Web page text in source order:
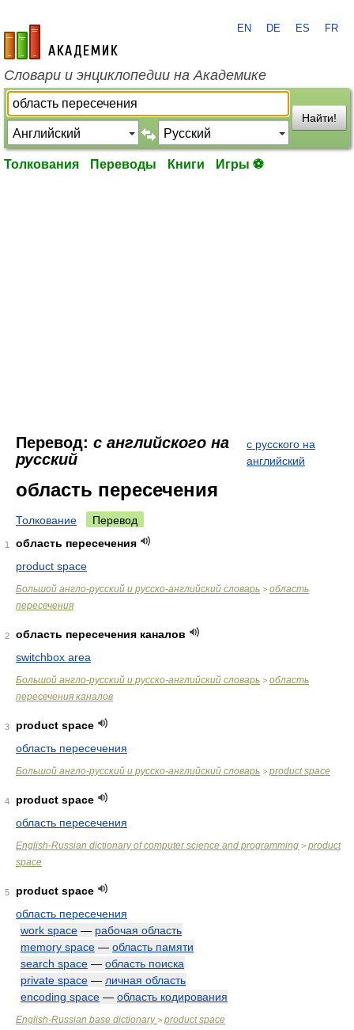
academic.ru
EN DE ES FR
Словари и энциклопедии на Академике
Найти!
Толкования Переводы Книги Игры ⚽
Перевод: с английского на
русский
с русского на
английский
область пересечения
Толкование Перевод
1
область пересечения
product space
Большой англо-русский и русско-английский словарь > область
пересечения
2
область пересечения каналов
switchbox area
Большой англо-русский и русско-английский словарь > область
пересечения каналов
3
product space
область пересечения
Большой англо-русский и русско-английский словарь > product space
4
product space
область пересечения
English-Russian dictionary of computer science and programming > product
space
5
product space
область пересечения
work space — рабочая область
memory space — область памяти
search space — область поиска
private space — личная область
encoding space — область кодирования
English-Russian base dictionary> product space